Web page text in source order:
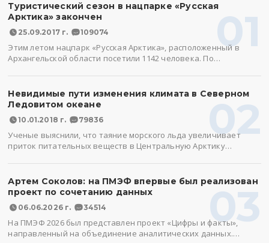
01
Туристический сезон в нацпарке «Русская
Арктика» закончен
25.09.2017 г. 109074
Этим летом нацпарк «Русская Арктика», расположенный в
Архангельской области посетили 1142 человека. По…
02
Невидимые пути изменения климата в Северном
Ледовитом океане
10.01.2018 г. 79836
Ученые выяснили, что таяние морского льда увеличивает
приток питательных веществ в Центральную Арктику…
03
Артем Соколов: на ПМЭФ впервые был реализован
проект по сочетанию данных
06.06.2026 г. 34514
На ПМЭФ 2026 был представлен проект «Цифры и факты»,
направленный на объединение аналитических данных.…